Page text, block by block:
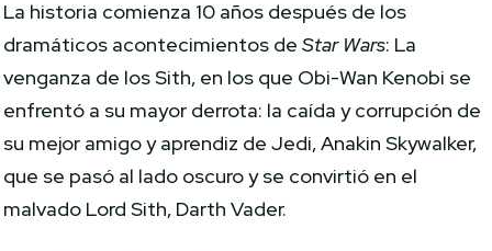
La historia comienza 10 años después de los
dramáticos acontecimientos deStar Wars: La
venganza de los Sith, en los que Obi-Wan Kenobi se
enfrentó a su mayor derrota: la caída y corrupción de
su mejor amigo y aprendiz de Jedi, Anakin Skywalker,
que se pasó al lado oscuro y se convirtió en el
malvado Lord Sith, Darth Vader.